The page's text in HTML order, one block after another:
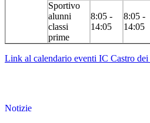
Sportivo
alunni
classi
prime
8:05 -
14:05
8:05 -
14:05
Link al calendario eventi IC Castro dei
Notizie